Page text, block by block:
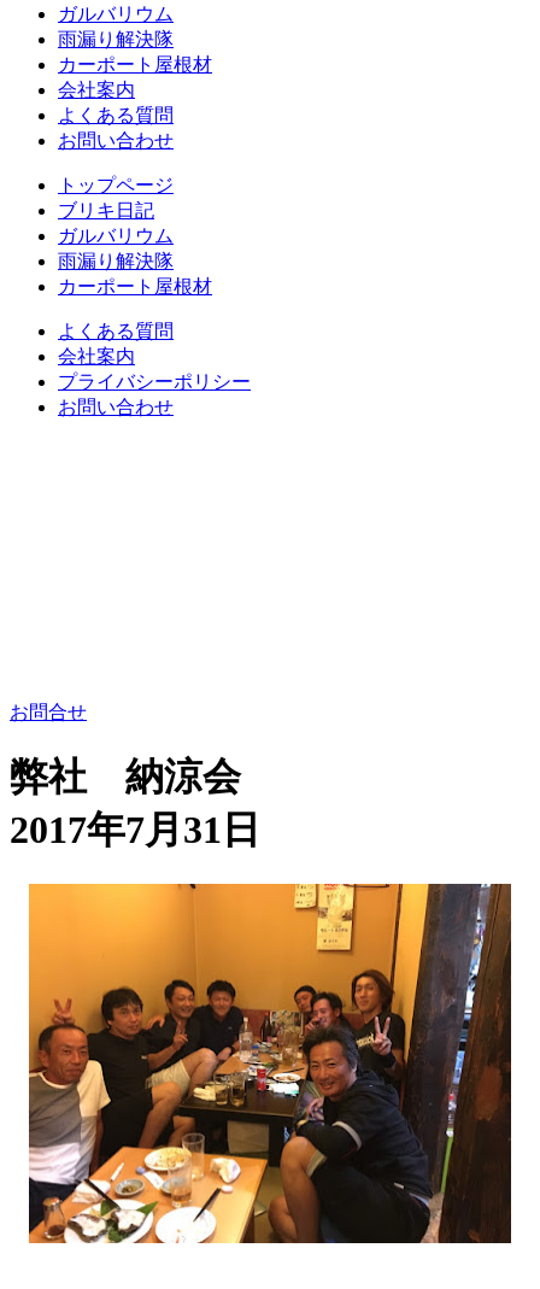
ガルバリウム
雨漏り解決隊
カーポート屋根材
会社案内
よくある質問
お問い合わせ
トップページ
ブリキ日記
ガルバリウム
雨漏り解決隊
カーポート屋根材
よくある質問
会社案内
プライバシーポリシー
お問い合わせ
お問合せ
弊社 納涼会
2017年7月31日